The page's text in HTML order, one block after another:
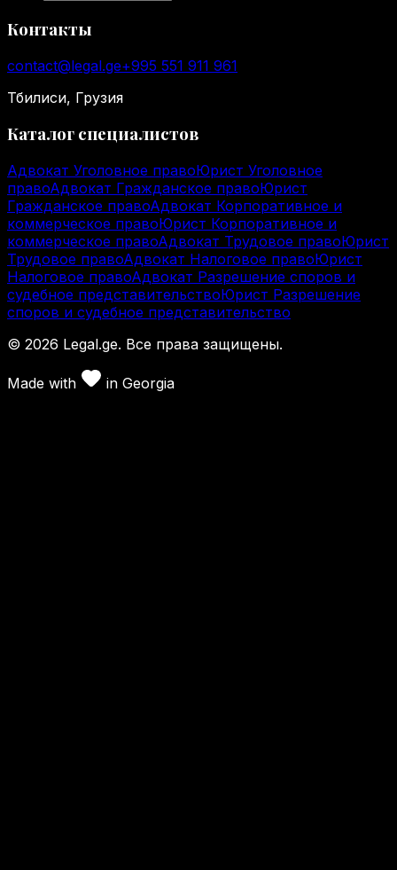
Контакты
contact@legal.ge+995 551 911 961
Тбилиси, Грузия
Каталог специалистов
Адвокат Уголовное правоЮрист Уголовное
правоАдвокат Гражданское правоЮрист
Гражданское правоАдвокат Корпоративное и
коммерческое правоЮрист Корпоративное и
коммерческое правоАдвокат Трудовое правоЮрист
Трудовое правоАдвокат Налоговое правоЮрист
Налоговое правоАдвокат Разрешение споров и
судебное представительствоЮрист Разрешение
споров и судебное представительство
© 2026 Legal.ge. Все права защищены.
Made with in Georgia